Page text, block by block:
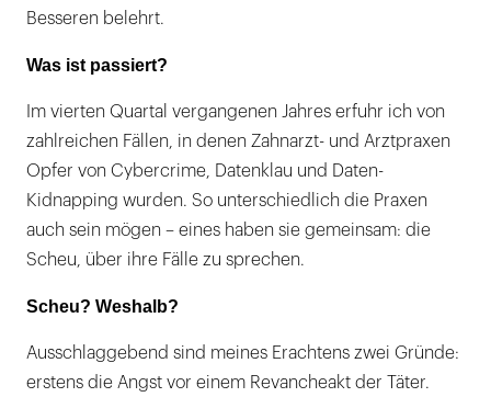
Besseren belehrt.
Was ist passiert?
Im vierten Quartal vergangenen Jahres erfuhr ich von
zahlreichen Fällen, in denen Zahnarzt- und Arztpraxen
Opfer von Cybercrime, Datenklau und Daten-
Kidnapping wurden. So unterschiedlich die Praxen
auch sein mögen – eines haben sie gemeinsam: die
Scheu, über ihre Fälle zu sprechen.
Scheu? Weshalb?
Ausschlaggebend sind meines Erachtens zwei Gründe:
erstens die Angst vor einem Revancheakt der Täter.